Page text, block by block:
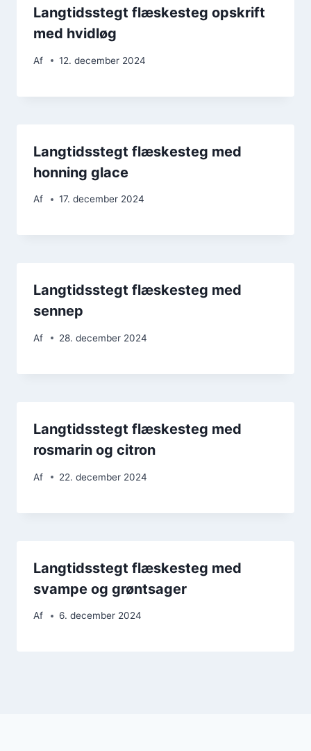
Langtidsstegt flæskesteg opskrift
med hvidløg
Af 12. december 2024
Langtidsstegt flæskesteg med
honning glace
Af 17. december 2024
Langtidsstegt flæskesteg med
sennep
Af 28. december 2024
Langtidsstegt flæskesteg med
rosmarin og citron
Af 22. december 2024
Langtidsstegt flæskesteg med
svampe og grøntsager
Af 6. december 2024